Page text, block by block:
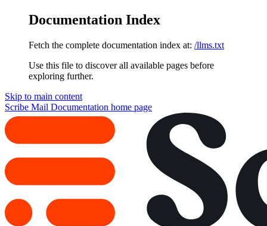
Documentation Index
Fetch the complete documentation index at: /llms.txt
Use this file to discover all available pages before
exploring further.
Skip to main content
Scribe Mail Documentation home page